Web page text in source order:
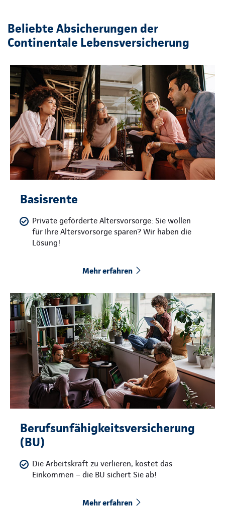
Beliebte Absicherungen der
Continentale Lebensversicherung
Basisrente
Private geförderte Altersvorsorge: Sie wollen
für Ihre Altersvorsorge sparen? Wir haben die
Lösung!
Mehr erfahren
Berufsunfähigkeitsversicherung
(BU)
Die Arbeitskraft zu verlieren, kostet das
Einkommen – die BU sichert Sie ab!
Mehr erfahren